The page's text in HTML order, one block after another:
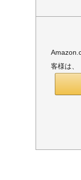
客様は、